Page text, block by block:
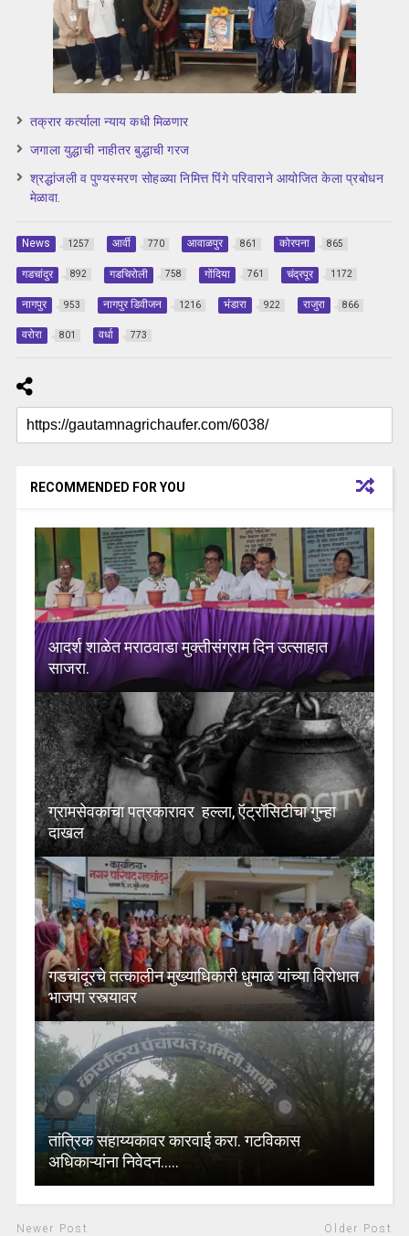
तक्रार कर्त्याला न्याय कधी मिळणार
जगाला युद्धाची नाहीतर बुद्धाची गरज
श्रद्धांजली व पुण्यस्मरण सोहळ्या निमित्त पिंगे परिवाराने आयोजित केला प्रबोधन
मेळावा.
News 1257 आर्वी 770 आवाळपुर 861 कोरपना 865
गडचांदुर 892 गडचिरोली 758 गोंदिया 761 चंद्रपूर 1172
नागपुर 953 नागपुर डिवीजन 1216 भंडारा 922 राजुरा 866
वरोरा 801 वर्धा 773
RECOMMENDED FOR YOU
आदर्श शाळेत मराठवाडा मुक्तीसंग्राम दिन उत्साहात
साजरा.
ग्रामसेवकाचा पत्रकारावर हल्ला, ऍट्रॉसिटीचा गुन्हा
दाखल
गडचांदूरचे तत्कालीन मुख्याधिकारी धुमाळ यांच्या विरोधात
भाजपा रस्त्यावर
तांत्रिक सहाय्यकावर कारवाई करा. गटविकास
अधिकाऱ्यांना निवेदन…..
Newer Post Older Post